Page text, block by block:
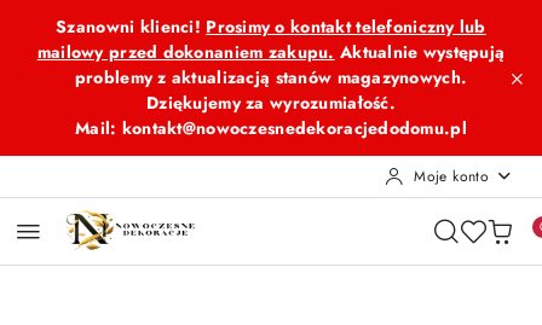
Przejdź do treści głównej
Przejdź do wyszukiwarki
Przejdź do moje konto
Przejdź do menu głównego
Przejdź do opisu produktu
Przejdź do stopki
Szanowni klienci! Prosimy o kontakt telefoniczny lub
mailowy przed dokonaniem zakupu. Aktualnie występują
problemy z aktualizacją stanów magazynowych.
Dziękujemy za wyrozumiałość.
Mail: kontakt@nowoczesnedekoracjedodomu.pl
Moje konto